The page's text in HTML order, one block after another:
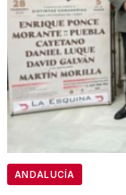
ANDALUCÍA